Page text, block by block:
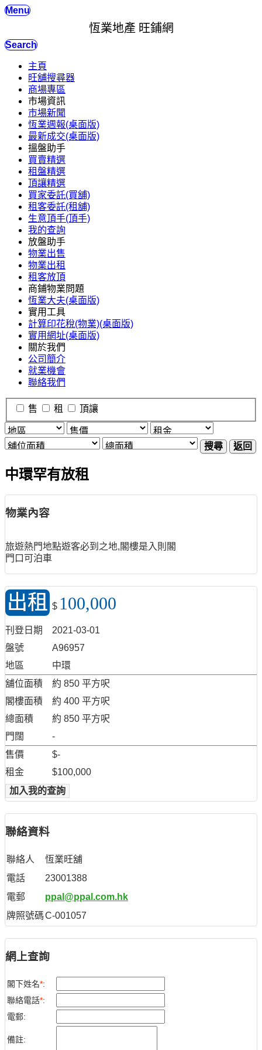
Menu
恆業地產 旺鋪網
Search
主頁
旺舖搜尋器
商場專區
市場資訊
市場新聞
恆業週報(桌面版)
最新成交(桌面版)
搵盤助手
買賣精選
租盤精選
頂讓精選
買家委託(買舖)
租客委託(租舖)
生意頂手(頂手)
我的查詢
放盤助手
物業出售
物業出租
租客放頂
商鋪物業問題
恆業大夫(桌面版)
實用工具
計算印花稅(物業)(桌面版)
實用網址(桌面版)
關於我們
公司簡介
就業機會
聯絡我們
售 租 頂讓
搜尋 返回
中環罕有放租
物業內容
旅遊熱門地點遊客必到之地,閣樓是入則閣
門口可泊車
出租 $ 100,000
刊登日期
2021-03-01
盤號
A96957
地區
中環
舖位面積
約 850 平方呎
閣樓面積
約 400 平方呎
總面積
約 850 平方呎
門闊
-
售價
$-
租金
$100,000
加入我的查詢
聯絡資料
聯絡人
恆業旺舖
電話
23001388
電郵
ppal@ppal.com.hk
牌照號碼C-001057
網上查詢
閣下姓名*:
聯絡電話*:
電郵:
備註: